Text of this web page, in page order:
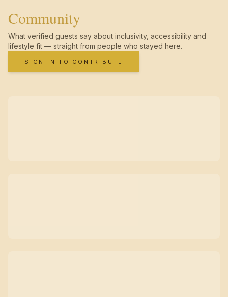
Community
What verified guests say about inclusivity, accessibility and
lifestyle fit — straight from people who stayed here.
SIGN IN TO CONTRIBUTE